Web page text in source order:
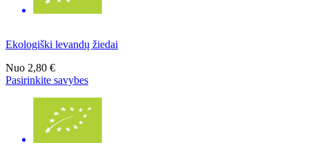
Ekologiški levandų žiedai
Nuo 2,80 €
Pasirinkite savybes